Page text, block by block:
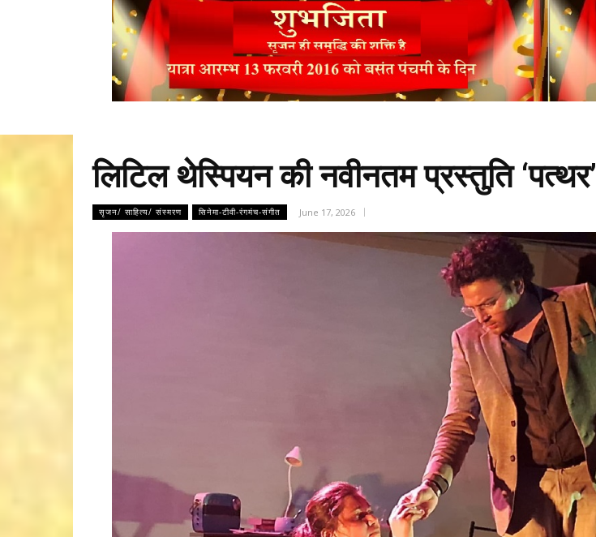
लिटिल थेस्पियन की नवीनतम प्रस्तुति ‘पत्थर’
सृजन/ साहित्य/ संस्मरण सिनेमा-टीवी-रंगमंच-संगीत June 17, 2026